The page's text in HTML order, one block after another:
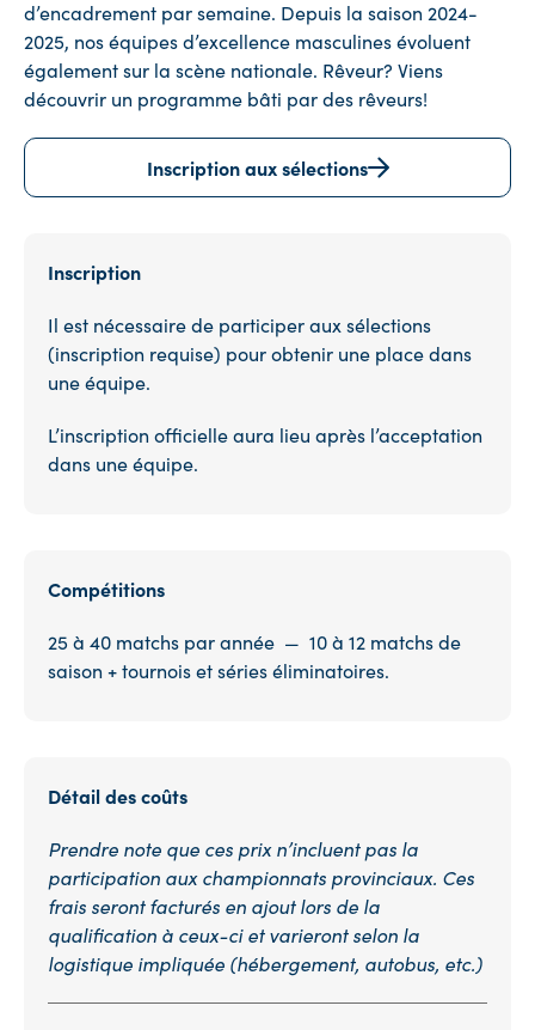
d’encadrement par semaine. Depuis la saison 2024-
2025, nos équipes d’excellence masculines évoluent
également sur la scène nationale. Rêveur? Viens
découvrir un programme bâti par des rêveurs!
Inscription aux sélections
Inscription
Il est nécessaire de participer aux sélections
(inscription requise) pour obtenir une place dans
une équipe.
L’inscription officielle aura lieu après l’acceptation
dans une équipe.
Compétitions
25 à 40 matchs par année — 10 à 12 matchs de
saison + tournois et séries éliminatoires.
Détail des coûts
Prendre note que ces prix n’incluent pas la
participation aux championnats provinciaux. Ces
frais seront facturés en ajout lors de la
qualification à ceux-ci et varieront selon la
logistique impliquée (hébergement, autobus, etc.)